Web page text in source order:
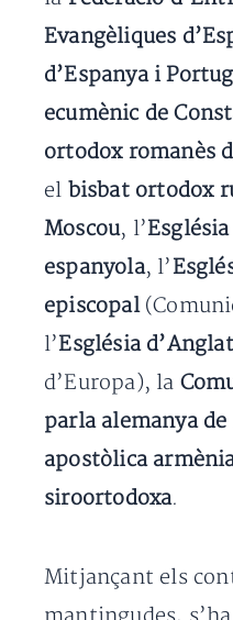
Evangèliques
d’Espanya i
ecumènic de
ortodox romanès
el bisbat ortodox
Moscou, l’
espanyola, l’
episcopal
l’Església
d’Europa), la
parla alemanya
apostòlica
siroortodoxa.
Mitjançant els